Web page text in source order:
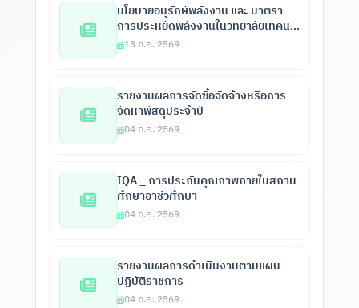
นโยบายอนุรักษ์พลังงาน และ มาตรา
การประหยัดพลังงานในวิทยาลัยเทคนิค
เลย13 ก.ค. 2569
รายงานผลการจัดซื้อจัดจ้างหรือการ
จัดหาพัสดุประจำปี
04 ก.ค. 2569
IQA _ การประกันคุณภาพภายในสถาน
ศึกษาอาชีวศึกษา
04 ก.ค. 2569
รายงานผลการดำเนินงานตามแผน
ปฏิบัติราชการ
04 ก.ค. 2569